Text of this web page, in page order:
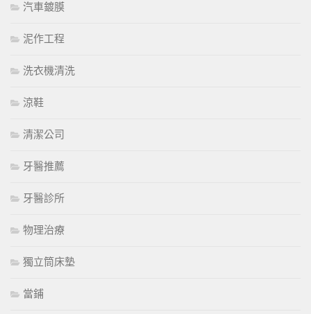
汽車鍍膜
泥作工程
洗衣機清洗
涼鞋
清潔公司
牙醫推薦
牙醫診所
物理治療
獨立筒床墊
當鋪